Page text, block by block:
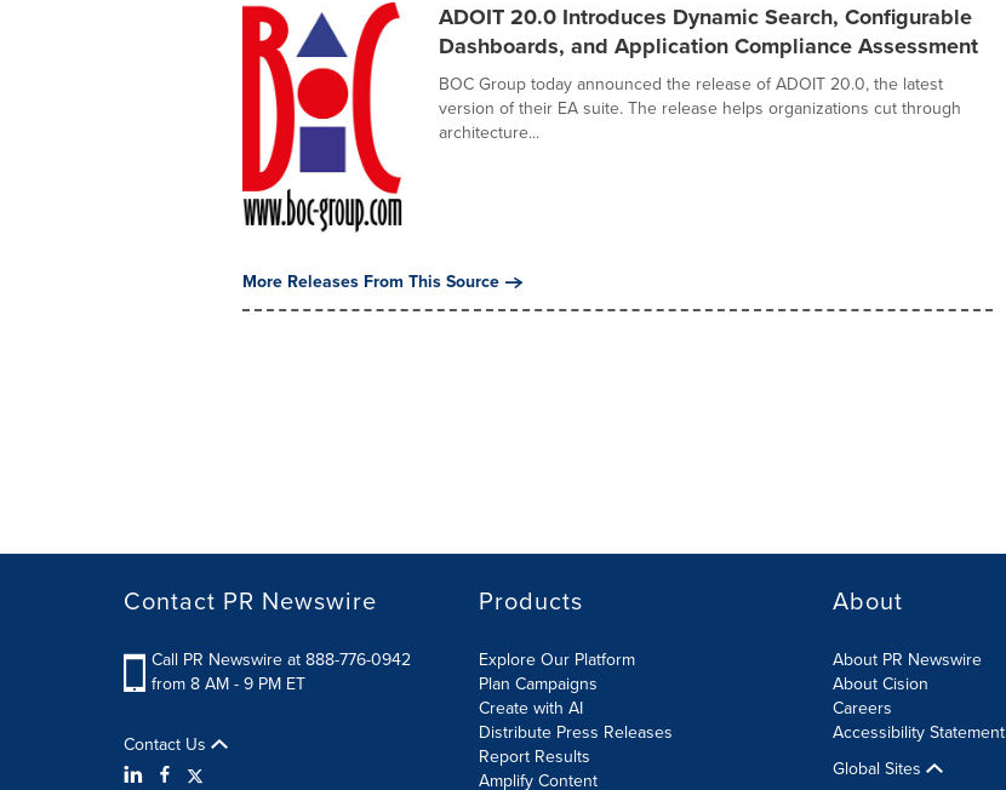
ADOIT 20.0 Introduces Dynamic Search, Configurable
Dashboards, and Application Compliance Assessment
BOC Group today announced the release of ADOIT 20.0, the latest
version of their EA suite. The release helps organizations cut through
architecture...
More Releases From This Source
Contact PR Newswire
Call PR Newswire at 888-776-0942
from 8 AM - 9 PM ET
Contact Us
Products
Explore Our Platform
Plan Campaigns
Create with AI
Distribute Press Releases
Report Results
Amplify Content
About
About PR Newswire
About Cision
Careers
Accessibility Statement
Global Sites